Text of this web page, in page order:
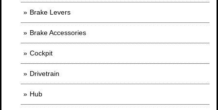
Brake Levers
Brake Accessories
Cockpit
Drivetrain
Hub